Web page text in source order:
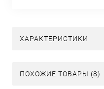
ХАРАКТЕРИСТИКИ
ПОХОЖИЕ ТОВАРЫ (8)